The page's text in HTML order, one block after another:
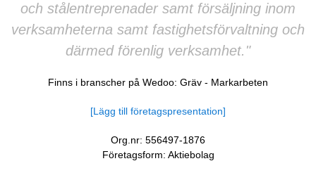
och stålentreprenader samt försäljning inom
verksamheterna samt fastighetsförvaltning och
därmed förenlig verksamhet."
Finns i branscher på Wedoo: Gräv - Markarbeten
[Lägg till företagspresentation]
Org.nr: 556497-1876
Företagsform: Aktiebolag